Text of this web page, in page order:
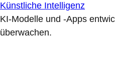
Künstliche Intelligenz
KI-Modelle und -Apps
überwachen.